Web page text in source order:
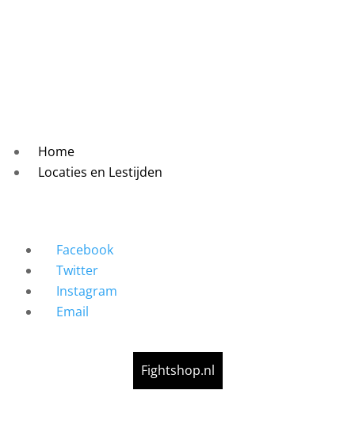
Home
Locaties en Lestijden
Facebook
Twitter
Instagram
Email
Fightshop.nl